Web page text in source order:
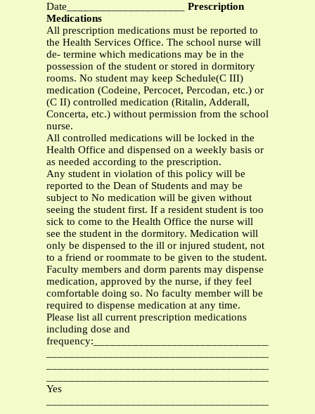
Date_____________________ Prescription
Medications
All prescription medications must be reported to
the Health Services Office. The school nurse will
de- termine which medications may be in the
possession of the student or stored in dormitory
rooms. No student may keep Schedule(C III)
medication (Codeine, Percocet, Percodan, etc.) or
(C II) controlled medication (Ritalin, Adderall,
Concerta, etc.) without permission from the school
nurse.
All controlled medications will be locked in the
Health Office and dispensed on a weekly basis or
as needed according to the prescription.
Any student in violation of this policy will be
reported to the Dean of Students and may be
subject to No medication will be given without
seeing the student first. If a resident student is too
sick to come to the Health Office the nurse will
see the student in the dormitory. Medication will
only be dispensed to the ill or injured student, not
to a friend or roommate to be given to the student.
Faculty members and dorm parents may dispense
medication, approved by the nurse, if they feel
comfortable doing so. No faculty member will be
required to dispense medication at any time.
Please list all current prescription medications
including dose and
Yes